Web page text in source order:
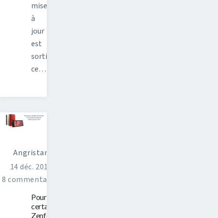
mise
à
jour
est
sortie
ce…
Angristan
14 déc. 2014
8 commentaires
Pourquoi
certains
Zenfones